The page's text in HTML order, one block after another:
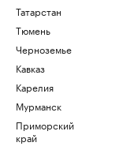
Татарстан
Тюмень
Черноземье
Кавказ
Карелия
Мурманск
Приморский
край